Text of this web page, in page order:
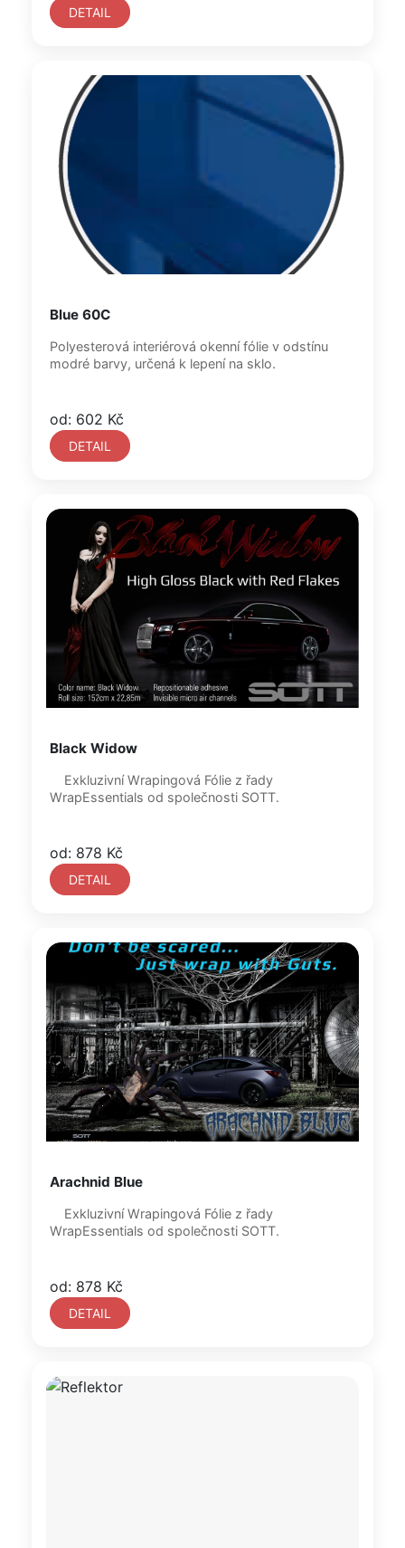
DETAIL
Blue 60C
Polyesterová interiérová okenní fólie v odstínu
modré barvy, určená k lepení na sklo.
od: 602 Kč
DETAIL
Black Widow
WrapEssentials od společnosti SOTT.
od: 878 Kč
DETAIL
Arachnid Blue
WrapEssentials od společnosti SOTT.
od: 878 Kč
DETAIL